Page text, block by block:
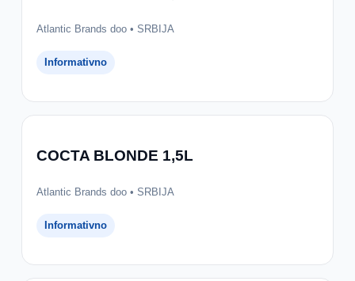
Atlantic Brands doo • SRBIJA
Informativno
COCTA BLONDE 1,5L
Atlantic Brands doo • SRBIJA
Informativno